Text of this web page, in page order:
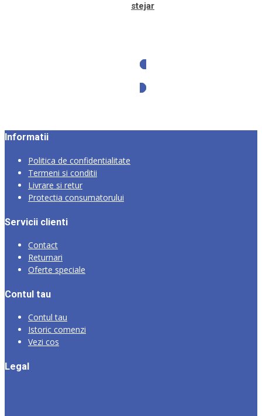
stejar
Informatii
Politica de confidentialitate
Termeni si conditii
Livrare si retur
Protectia consumatorului
Servicii clienti
Contact
Returnari
Oferte speciale
Contul tau
Contul tau
Istoric comenzi
Vezi cos
Legal